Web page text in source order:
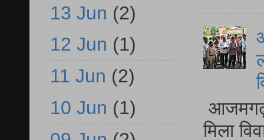
आजमगढ़
मिला
13 Jun (2)
12 Jun (1)
11 Jun (2)
10 Jun (1)